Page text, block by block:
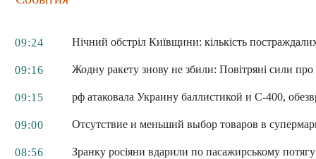
09:24 Нічний обстріл Київщини: кількість
09:16 Жодну ракету знову не збили: Повітряні сили про
09:15 рф атаковала Украину баллистикой и С-400,
09:00 Отсутствие и меньший выбор товаров в
08:56 Зранку росіяни вдарили по пасажирському потягу